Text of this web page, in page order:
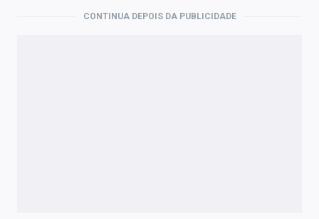
CONTINUA DEPOIS DA PUBLICIDADE